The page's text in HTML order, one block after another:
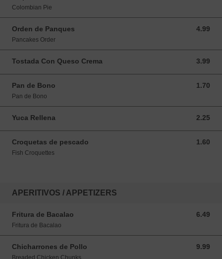
Colombian Pie
Orden de Panques 4.99
4.99 USD
Pancakes Order
Tostada Con Queso Crema 3.99
3.99 USD
Pan de Bono 1.70
1.70 USD
Pan de Bono
Yuca Rellena 2.25
2.25 USD
Croquetas de pescado 1.60
1.60 USD
Fish Croquettes
APERITIVOS / APPETIZERS
Fritura de Bacalao 6.49
6.49 USD
Fritura de Bacalao
Chicharrones de Pollo 9.99
9.99 USD